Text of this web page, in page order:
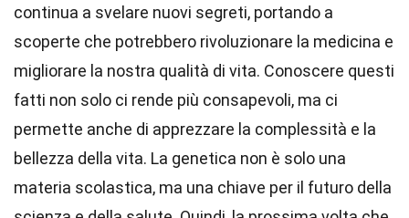
continua a svelare nuovi segreti, portando a
scoperte che potrebbero rivoluzionare la medicina e
migliorare la nostra qualità di vita. Conoscere questi
fatti non solo ci rende più consapevoli, ma ci
permette anche di apprezzare la complessità e la
bellezza della vita. La genetica non è solo una
materia scolastica, ma una chiave per il futuro della